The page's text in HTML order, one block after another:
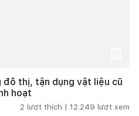
đô thị, tận dụng vật liệu cũ
hoạt
2 lượt thích | 12.249 lượt xem